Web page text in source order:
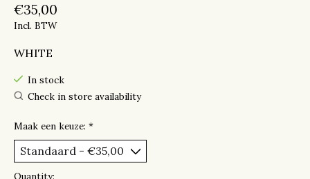
€35,00
Incl. BTW
WHITE
In stock
Check in store availability
Maak een keuze: *